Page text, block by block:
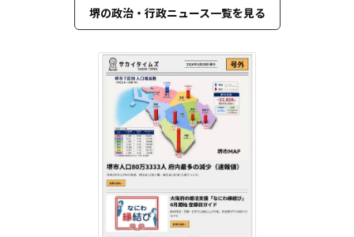
堺の政治・行政ニュース一覧を見る